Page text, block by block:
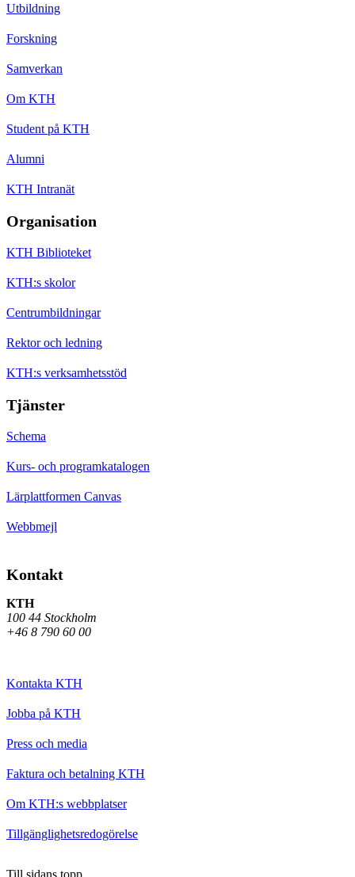
Utbildning
Forskning
Samverkan
Om KTH
Student på KTH
Alumni
KTH Intranät
Organisation
KTH Biblioteket
KTH:s skolor
Centrumbildningar
Rektor och ledning
KTH:s verksamhetsstöd
Tjänster
Schema
Kurs- och programkatalogen
Lärplattformen Canvas
Webbmejl
Kontakt
KTH
100 44 Stockholm
+46 8 790 60 00
Kontakta KTH
Jobba på KTH
Press och media
Faktura och betalning KTH
Om KTH:s webbplatser
Tillgänglighetsredogörelse
Till sidans topp